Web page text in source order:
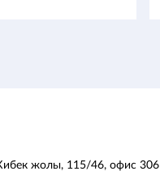
жолы, 115/46, офис 306